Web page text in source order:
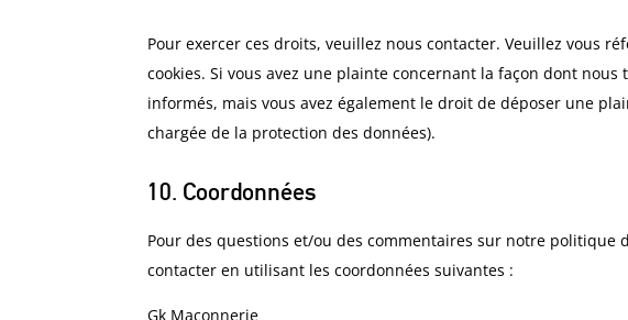
Pour exercer ces droits, veuillez nous contacter. Veuillez vous
cookies. Si vous avez une plainte concernant la façon dont
informés, mais vous avez également le droit de déposer une
chargée de la protection des données).
10. Coordonnées
Pour des questions et/ou des commentaires sur notre politique
contacter en utilisant les coordonnées suivantes :
Gk Maçonnerie